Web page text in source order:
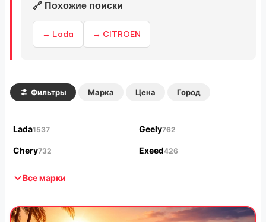
🔗 Похожие поиски
→ Lada → CITROEN
Фильтры Марка Цена Город
Lada1537 Geely762
Chery732 Exeed426
Все марки